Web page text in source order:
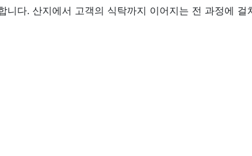
다. 산지에서 고객의 식탁까지 이어지는 전 과정에